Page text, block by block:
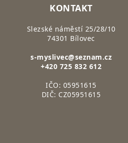
KONTAKT
Slezské náměstí 25/28/10
74301 Bílovec
s-myslivec@seznam.cz
+420 725 832 612
IČO: 05951615
DIČ: CZ05951615